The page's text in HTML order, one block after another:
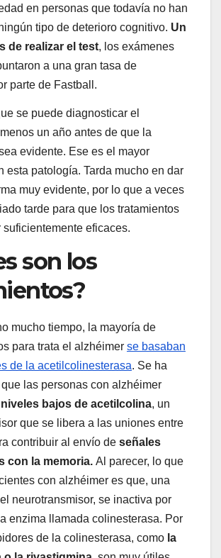
en personas que todavía no han
tipo de deterioro cognitivo. Un
de realizar el test, los exámenes
a una gran tasa de
parte de Fastball.
se puede diagnosticar el
un año antes de que la
evidente. Ese es el mayor
esta patología. Tarda mucho en dar
muy evidente, por lo que a veces
tarde para que los tratamientos
suficientemente eficaces.
son los
mucho tiempo, la mayoría de
para trata el alzhéimer se basaban
de la acetilcolinesterasa. Se ha
las personas con alzhéimer
niveles bajos de acetilcolina, un
que se libera a las uniones entre
contribuir al envío de señales
con la memoria. Al parecer, lo que
con alzhéimer es que, una
neurotransmisor, se inactiva por
enzima llamada colinesterasa. Por
de la colinesterasa, como la